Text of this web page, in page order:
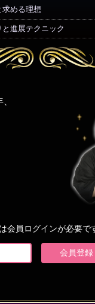
求める理想
と進展テクニック
会員ログインが必要で
会員登録